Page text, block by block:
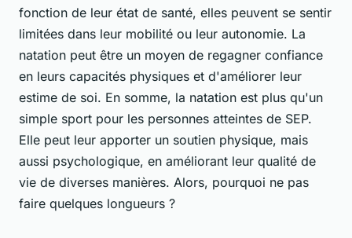
fonction de leur état de santé, elles peuvent se sentir
limitées dans leur mobilité ou leur autonomie. La
natation peut être un moyen de regagner confiance
en leurs capacités physiques et d'améliorer leur
estime de soi. En somme, la natation est plus qu'un
simple sport pour les personnes atteintes de SEP.
Elle peut leur apporter un soutien physique, mais
aussi psychologique, en améliorant leur qualité de
vie de diverses manières. Alors, pourquoi ne pas
faire quelques longueurs ?